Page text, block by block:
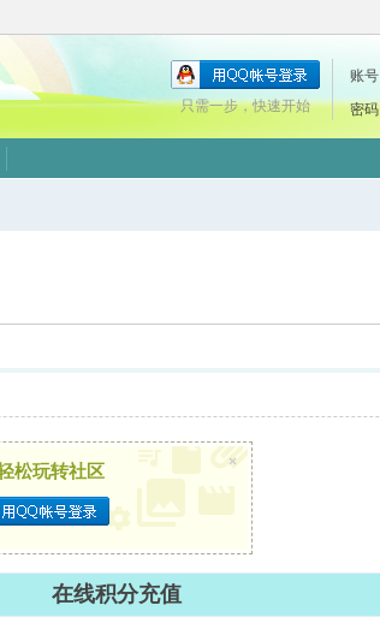
账号
密码
只需一步，快速开始
松玩转社区 ×
在线积分充值